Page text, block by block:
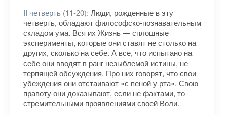
II четверть (11-20): Люди, рожденные в эту
четверть, обладают философско-познавательным
складом ума. Вся их Жизнь — сплошные
эксперименты, которые они ставят не столько на
других, сколько на себе. А все, что испытано на
себе они вводят в ранг незыблемой истины, не
терпящей обсуждения. Про них говорят, что свои
убеждения они отстаивают «с пеной у рта». Свою
правоту они доказывают, если не фактами, то
стремительными проявлениями своей Воли.